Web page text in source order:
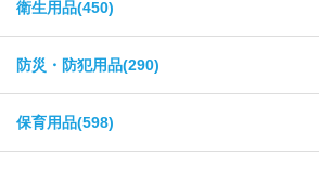
衛生用品(450)
防災・防犯用品(290)
保育用品(598)